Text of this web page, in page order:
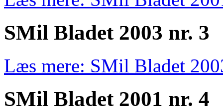
SMil Bladet 2003 nr. 3
Læs mere: SMil Bladet
SMil Bladet 2001 nr. 4